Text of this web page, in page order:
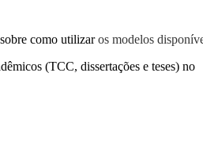
como utilizaros modelos
(TCC, dissertações e teses) no